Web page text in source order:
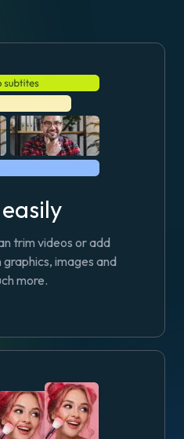
trim videos or add
images and
more.